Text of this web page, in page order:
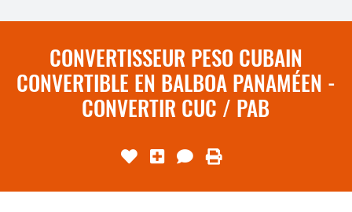
CONVERTISSEUR PESO CUBAIN
CONVERTIBLE EN BALBOA PANAMÉEN -
CONVERTIR CUC / PAB